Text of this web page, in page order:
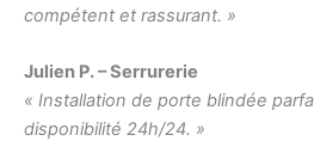
compétent et rassurant. »
Julien P. – Serrurerie
« Installation de porte blindée
disponibilité 24h/24. »